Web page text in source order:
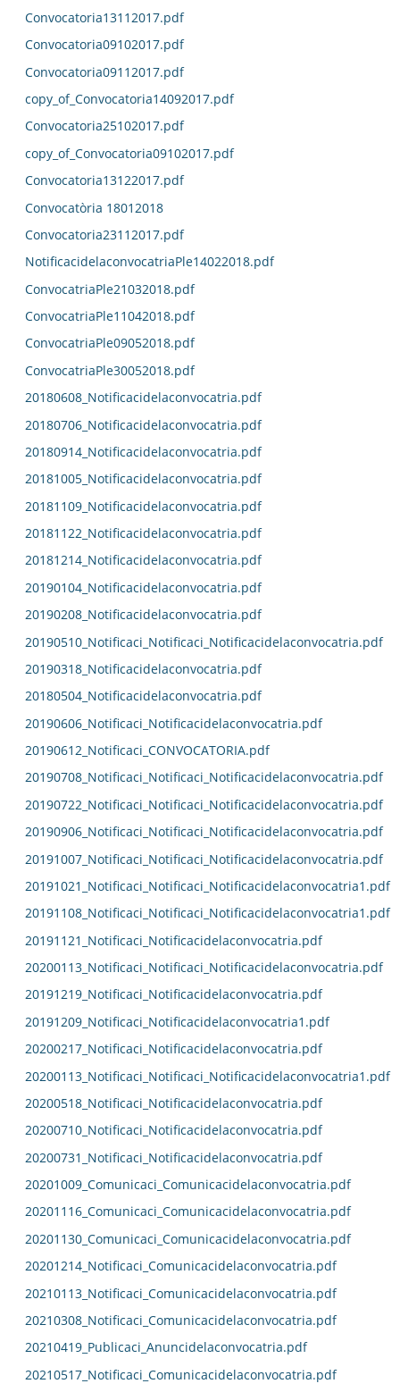
Convocatoria13112017.pdf
Convocatoria09102017.pdf
Convocatoria09112017.pdf
copy_of_Convocatoria14092017.pdf
Convocatoria25102017.pdf
copy_of_Convocatoria09102017.pdf
Convocatoria13122017.pdf
Convocatòria 18012018
Convocatoria23112017.pdf
NotificacidelaconvocatriaPle14022018.pdf
ConvocatriaPle21032018.pdf
ConvocatriaPle11042018.pdf
ConvocatriaPle09052018.pdf
ConvocatriaPle30052018.pdf
20180608_Notificacidelaconvocatria.pdf
20180706_Notificacidelaconvocatria.pdf
20180914_Notificacidelaconvocatria.pdf
20181005_Notificacidelaconvocatria.pdf
20181109_Notificacidelaconvocatria.pdf
20181122_Notificacidelaconvocatria.pdf
20181214_Notificacidelaconvocatria.pdf
20190104_Notificacidelaconvocatria.pdf
20190208_Notificacidelaconvocatria.pdf
20190510_Notificaci_Notificaci_Notificacidelaconvocatria.pdf
20190318_Notificacidelaconvocatria.pdf
20180504_Notificacidelaconvocatria.pdf
20190606_Notificaci_Notificacidelaconvocatria.pdf
20190612_Notificaci_CONVOCATORIA.pdf
20190708_Notificaci_Notificaci_Notificacidelaconvocatria.pdf
20190722_Notificaci_Notificaci_Notificacidelaconvocatria.pdf
20190906_Notificaci_Notificaci_Notificacidelaconvocatria.pdf
20191007_Notificaci_Notificaci_Notificacidelaconvocatria.pdf
20191021_Notificaci_Notificaci_Notificacidelaconvocatria1.pdf
20191108_Notificaci_Notificaci_Notificacidelaconvocatria1.pdf
20191121_Notificaci_Notificacidelaconvocatria.pdf
20200113_Notificaci_Notificaci_Notificacidelaconvocatria.pdf
20191219_Notificaci_Notificacidelaconvocatria.pdf
20191209_Notificaci_Notificacidelaconvocatria1.pdf
20200217_Notificaci_Notificacidelaconvocatria.pdf
20200113_Notificaci_Notificaci_Notificacidelaconvocatria1.pdf
20200518_Notificaci_Notificacidelaconvocatria.pdf
20200710_Notificaci_Notificacidelaconvocatria.pdf
20200731_Notificaci_Notificacidelaconvocatria.pdf
20201009_Comunicaci_Comunicacidelaconvocatria.pdf
20201116_Comunicaci_Comunicacidelaconvocatria.pdf
20201130_Comunicaci_Comunicacidelaconvocatria.pdf
20201214_Notificaci_Comunicacidelaconvocatria.pdf
20210113_Notificaci_Comunicacidelaconvocatria.pdf
20210308_Notificaci_Comunicacidelaconvocatria.pdf
20210419_Publicaci_Anuncidelaconvocatria.pdf
20210517_Notificaci_Comunicacidelaconvocatria.pdf